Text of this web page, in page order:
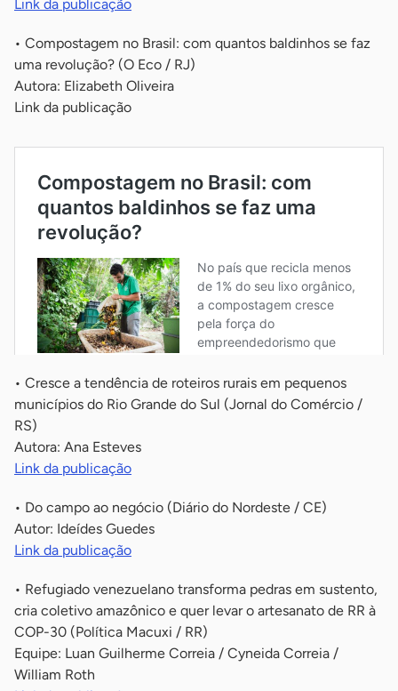
Link da publicação
• Compostagem no Brasil: com quantos baldinhos se faz
uma revolução? (O Eco / RJ)
Autora: Elizabeth Oliveira
Link da publicação
• Cresce a tendência de roteiros rurais em pequenos
municípios do Rio Grande do Sul (Jornal do Comércio /
RS)
Autora: Ana Esteves
Link da publicação
• Do campo ao negócio (Diário do Nordeste / CE)
Autor: Ideídes Guedes
Link da publicação
• Refugiado venezuelano transforma pedras em sustento,
cria coletivo amazônico e quer levar o artesanato de RR à
COP-30 (Política Macuxi / RR)
Equipe: Luan Guilherme Correia / Cyneida Correia /
William Roth